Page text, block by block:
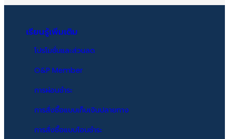
เรียนรู้เพิ่มเติม
โปรโมชั่นและส่วนลด
O&P Member
การผ่อนชำระ
การสั่งซื้อแบบเก็บเงินปลายทาง
การสั่งซื้อแบบโอนชำระ